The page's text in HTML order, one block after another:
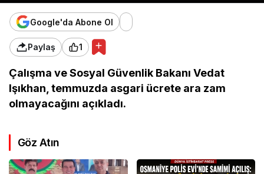
Google'da Abone Ol
Paylaş 1
Çalışma ve Sosyal Güvenlik Bakanı Vedat
Işıkhan, temmuzda asgari ücrete ara zam
olmayacağını açıkladı.
Göz Atın